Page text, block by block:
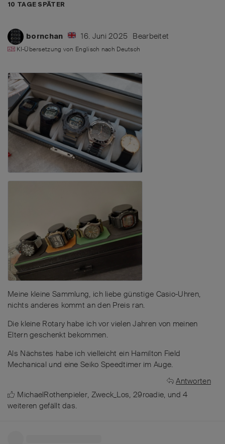
10 TAGE SPÄTER
bornchan 16. Juni 2025 Bearbeitet
KI-Übersetzung von Englisch nach Deutsch
Meine kleine Sammlung, ich liebe günstige Casio-Uhren,
nichts anderes kommt an den Preis ran.
Die kleine Rotary habe ich vor vielen Jahren von meinen
Eltern geschenkt bekommen.
Als Nächstes habe ich vielleicht ein Hamilton Field
Mechanical und eine Seiko Speedtimer im Auge.
Antworten
MichaelRothenpieler, Zweck_Los, 29roadie, und4
weiteren gefällt das.